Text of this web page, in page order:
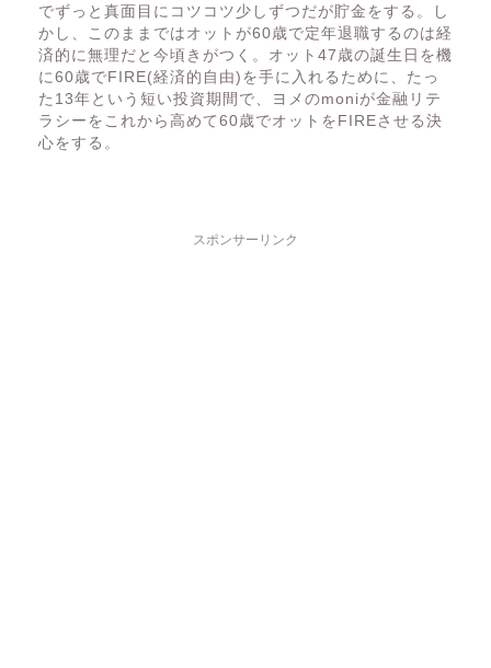
でずっと真面目にコツコツ少しずつだが貯金をする。し
かし、このままではオットが60歳で定年退職するのは経
済的に無理だと今頃きがつく。オット47歳の誕生日を機
に60歳でFIRE(経済的自由)を手に入れるために、たっ
た13年という短い投資期間で、ヨメのmoniが金融リテ
ラシーをこれから高めて60歳でオットをFIREさせる決
心をする。
スポンサーリンク